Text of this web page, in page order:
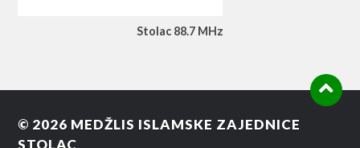
Stolac 88.7 MHz
© 2026 MEDŽLIS ISLAMSKE ZAJEDNICE